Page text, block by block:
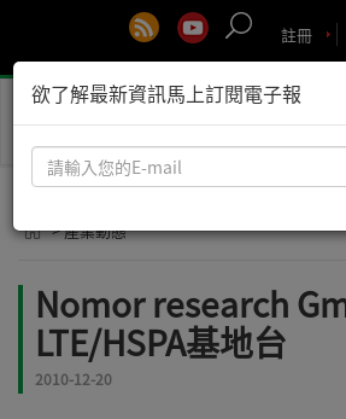
註冊
> 產業動態
Nomor research
LTE/HSPA基地台
2010-12-20
欲了解最新資訊馬上訂閱電子報
請
輸
您
E-
mail